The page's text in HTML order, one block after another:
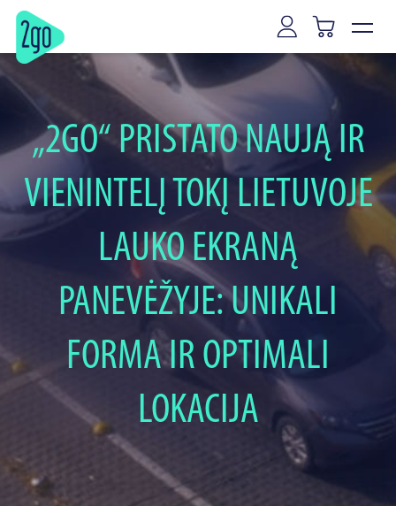
„2GO“ PRISTATO NAUJĄ IR
VIENINTELĮ TOKĮ LIETUVOJE
LAUKO EKRANĄ
PANEVĖŽYJE: UNIKALI
FORMA IR OPTIMALI
LOKACIJA